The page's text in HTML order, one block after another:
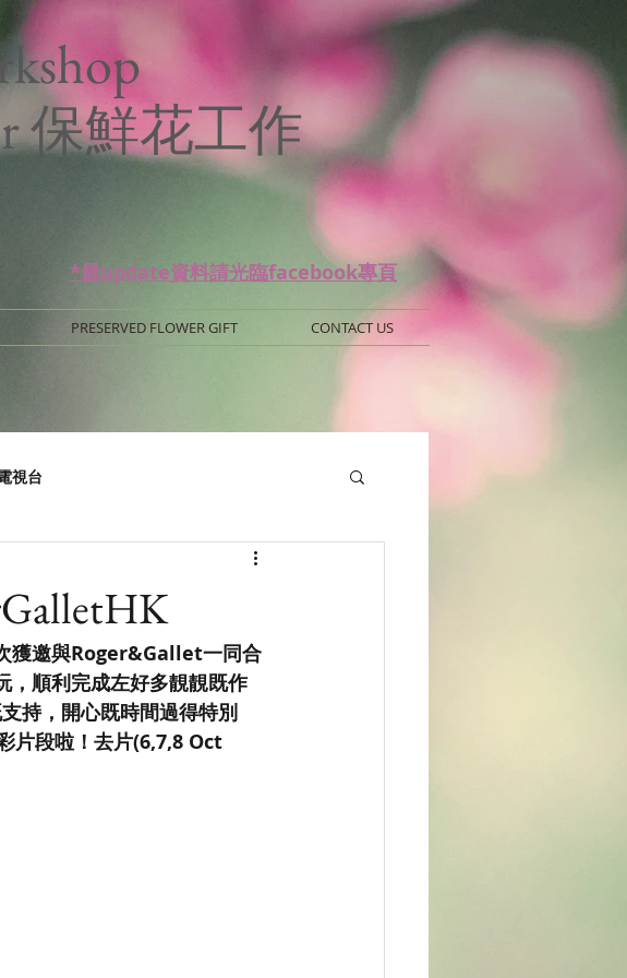
保鮮花工作
*最update資料請光臨facebook專頁
PRESERVED FLOWER GIFT CONTACT US
視台
獲邀與Roger&Gallet一同合
，順利完成左好多靚靚既作
持，開心既時間過得特別
片段啦！去片(6,7,8 Oct